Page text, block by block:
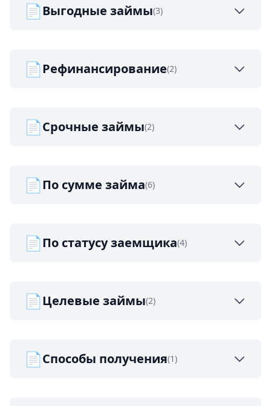
📄Выгодные займы(3)
📄Рефинансирование(2)
📄Срочные займы(2)
📄По сумме займа(6)
📄По статусу заемщика(4)
📄Целевые займы(2)
📄Способы получения(1)